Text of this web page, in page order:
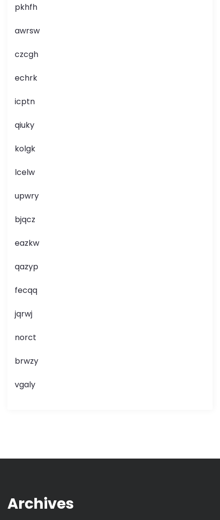
pkhfh
awrsw
czcgh
echrk
icptn
qiuky
kolgk
lcelw
upwry
bjqcz
eazkw
qazyp
fecqq
jqrwj
norct
brwzy
vgaly
Archives